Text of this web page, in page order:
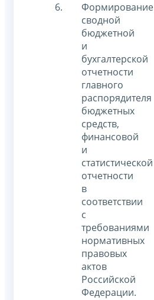
Формирование
сводной
бюджетной
и
бухгалтерской
отчетности
главного
распорядителя
бюджетных
средств,
финансовой
и
статистической
отчетности
в
соответствии
с
требованиями
нормативных
правовых
актов
Российской
Федерации.